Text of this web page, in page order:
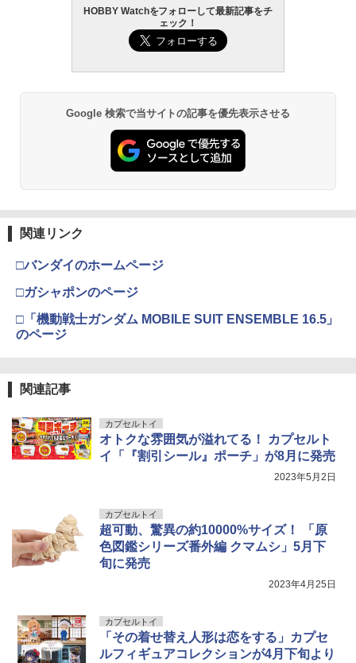
BANDAI SPIRITS(バンダイ スピリッツ)
機動警察パトレイバー EZY RG 1/48 AV-
みプラモデル
BANDAI SPIRITS(バンダイ スピリッツ)
30MS SIS-J00 メルンジャ[カラーA] 色
4
マックスファクトリー PLAMATEA MX
ール 全高約160mm
￥10,087
5
ラモデル
￥3,600
東京マルイ(TOKYO MARUI) No.21 H&K
USP HG 18歳以上エアーHOPハンドガン
東京マルイ (TOKYO MARUI) ガスブロー
バックマシンガン No.14 20式 5.56mm
小銃 18歳以上 ガスブローバック
￥219,500
4
￥2,666
タミヤ クラフトツールシリーズ No.123
先細薄刃ニッパー (ゲートカット用) プラ
モデル用工具 74123
￥2,674
GSIクレオス Mr.トップコート 水性プレ
ミアムトップコートスプレー 光沢 88ml
ホビー用仕上材 B601
8ml ホビー用仕上材 B603
￥710
HOBBY Watchをフォローして最新記事をチ
ェック！
Google 検索で当サイトの記事を優先表示させる
関連リンク
□バンダイのホームページ
□ガシャポンのページ
□「機動戦士ガンダム MOBILE SUIT ENSEMBLE 16.5」
のページ
関連記事
カプセルトイ
オトクな雰囲気が溢れてる！ カプセルト
イ「『割引シール』ポーチ」が8月に発売
2023年5月2日
カプセルトイ
超可動、驚異の約10000%サイズ！ 「原
色図鑑シリーズ番外編 クマムシ」5月下
旬に発売
2023年4月25日
カプセルトイ
「その着せ替え人形は恋をする」カプセ
ルフィギュアコレクションが4月下旬より